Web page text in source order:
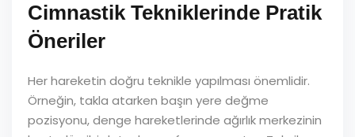
Cimnastik Tekniklerinde Pratik
Öneriler
Her hareketin doğru teknikle yapılması önemlidir.
Örneğin, takla atarken başın yere değme
pozisyonu, denge hareketlerinde ağırlık merkezinin